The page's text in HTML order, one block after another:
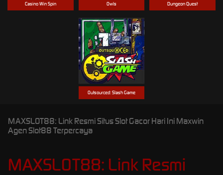
Casino Win Spin Dungeon Quest
Outsourced: Slash Game
Owls
MAXSLOT88: Link Resmi Situs Slot Gacor Hari Ini Maxwin
Agen Slot88 Terpercaya
MAXSLOT88: Link Resmi